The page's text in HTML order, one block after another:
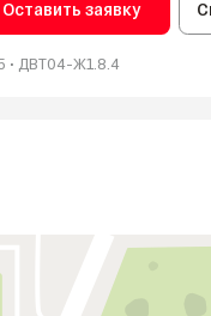
Оставить заявку
• ‎ДВТ04-Ж1.8.4